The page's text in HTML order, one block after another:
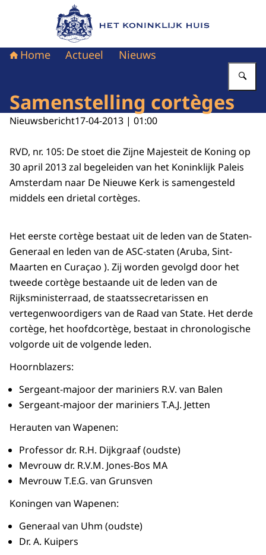
Naar de homepage van Het Koninklijk Huis
Home Actueel Nieuws
Samenstelling cortèges
Nieuwsbericht17-04-2013 | 01:00
RVD, nr. 105: De stoet die Zijne Majesteit de Koning op
30 april 2013 zal begeleiden van het Koninklijk Paleis
Amsterdam naar De Nieuwe Kerk is samengesteld
middels een drietal cortèges.
Het eerste cortège bestaat uit de leden van de Staten-
Generaal en leden van de ASC-staten (Aruba, Sint-
Maarten en Curaçao ). Zij worden gevolgd door het
tweede cortège bestaande uit de leden van de
Rijksministerraad, de staatssecretarissen en
vertegenwoordigers van de Raad van State. Het derde
cortège, het hoofdcortège, bestaat in chronologische
volgorde uit de volgende leden.
Hoornblazers:
Sergeant-majoor der mariniers R.V. van Balen
Sergeant-majoor der mariniers T.A.J. Jetten
Herauten van Wapenen:
Professor dr. R.H. Dijkgraaf (oudste)
Mevrouw dr. R.V.M. Jones-Bos MA
Mevrouw T.E.G. van Grunsven
Koningen van Wapenen:
Generaal van Uhm (oudste)
Dr. A. Kuipers